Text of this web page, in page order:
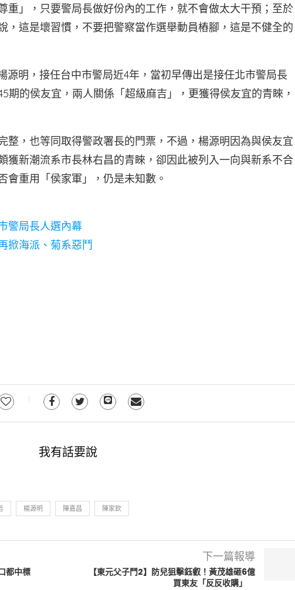
重」，只要警局長做好份內的工作，就不會做太大干預；至於
，這是壞習慣，不要把警察當作選舉動員樁腳，這是不健全的
源明，接任台中市警局近4年，當初早傳出是接任北市警局長
期的侯友宜，兩人關係「超級麻吉」，更獲得侯友宜的青睞，
整，也等同取得警政署長的門票，不過，楊源明因為與侯友宜
獲新潮流系市長林右昌的青睞，卻因此被列入一向與新系不合
會重用「侯家軍」，仍是未知數。
警局長人選內幕
掀海派、菊系惡鬥
我有話要說
楊源明 陳嘉昌 陳家欽
都中標
下一篇報導
【東元父子鬥2】防兒狙擊鈺叡！黃茂雄砸6億
買東友「反反收購」